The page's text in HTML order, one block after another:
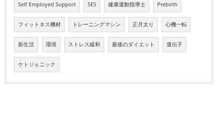
Self Employed Support SES 健康運動指導士 Prebirth
フィットネス機材 トレーニングマシン 正月太り 心機一転
新生活 環境 ストレス緩和 最後のダイエット 遺伝子
ケトジェニック